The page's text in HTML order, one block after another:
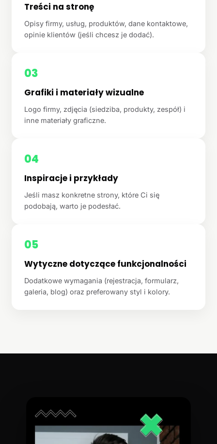
Treści na stronę
Opisy firmy, usług, produktów, dane kontaktowe,
opinie klientów (jeśli chcesz je dodać).
03
Grafiki i materiały wizualne
Logo firmy, zdjęcia (siedziba, produkty, zespół) i
inne materiały graficzne.
04
Inspiracje i przykłady
Jeśli masz konkretne strony, które Ci się
podobają, warto je podesłać.
05
Wytyczne dotyczące funkcjonalności
Dodatkowe wymagania (rejestracja, formularz,
galeria, blog) oraz preferowany styl i kolory.